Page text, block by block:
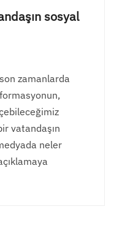
sosyal
zamanlarda
vatandaşın
neler